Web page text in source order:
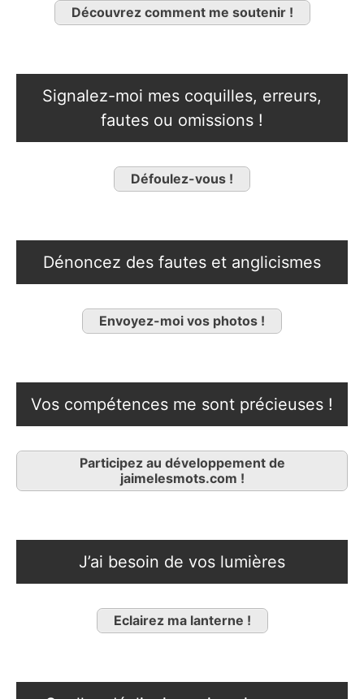
Découvrez comment me soutenir !
Signalez-moi mes coquilles, erreurs,
fautes ou omissions !
Défoulez-vous !
Dénoncez des fautes et anglicismes
Envoyez-moi vos photos !
Vos compétences me sont précieuses !
Participez au développement de
jaimelesmots.com !
J’ai besoin de vos lumières
Eclairez ma lanterne !